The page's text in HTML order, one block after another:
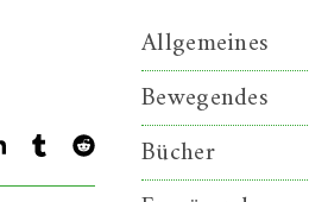
Allgemeines
Bewegendes
Bücher